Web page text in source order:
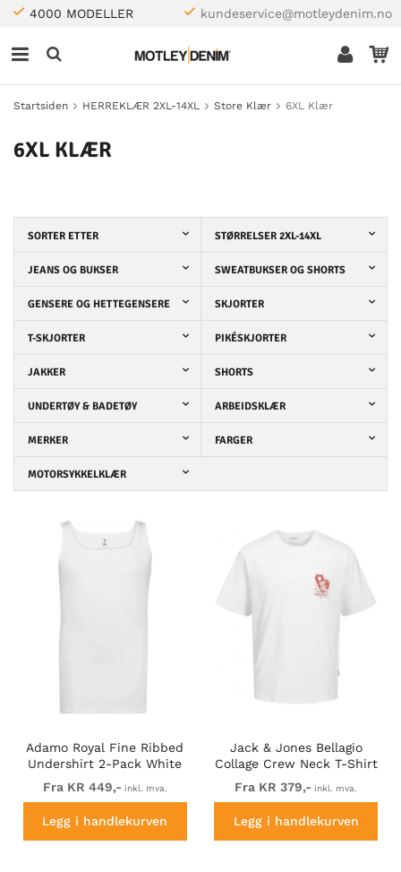
4000 MODELLER kundeservice@motleydenim.no
Startsiden HERREKLÆR 2XL-14XL Store Klær 6XL Klær
6XL KLÆR
SORTER ETTER STØRRELSER 2XL-14XL
JEANS OG BUKSER SWEATBUKSER OG SHORTS
GENSERE OG HETTEGENSERE SKJORTER
T-SKJORTER PIKÉSKJORTER
JAKKER SHORTS
UNDERTØY & BADETØY ARBEIDSKLÆR
MERKER FARGER
MOTORSYKKELKLÆR
Adamo Royal Fine Ribbed
Undershirt 2-Pack White
Fra KR 449,- inkl. mva.
Legg i handlekurven
Jack & Jones Bellagio
Collage Crew Neck T-Shirt
Bright White
Fra KR 379,- inkl. mva.
Legg i handlekurven